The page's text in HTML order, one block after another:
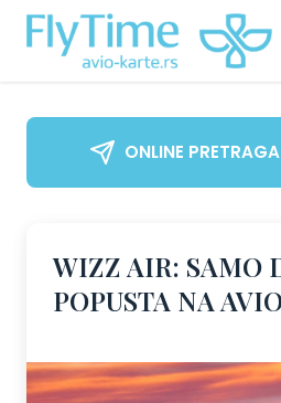
ONLINE
WIZZ AIR: SAMO
POPUSTA NA